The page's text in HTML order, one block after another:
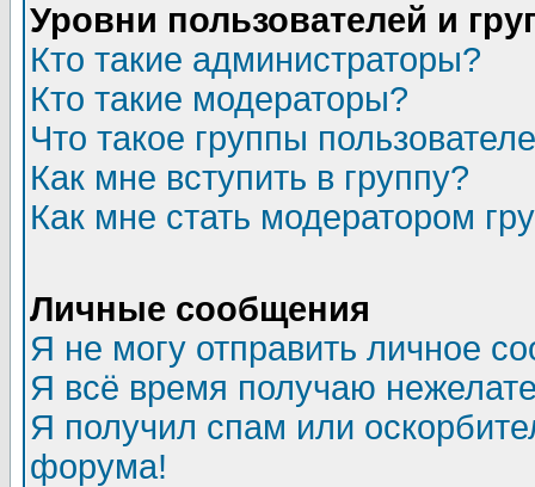
Уровни пользователей и
Кто такие администраторы?
Кто такие модераторы?
Что такое группы
Как мне вступить в группу?
Как мне стать модератором
Личные сообщения
Я не могу отправить личное
Я всё время получаю
Я получил спам или
форума!